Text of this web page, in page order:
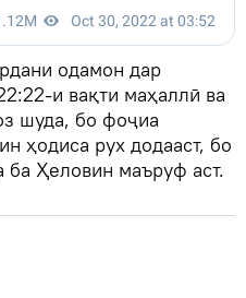
одамон дар
и вақти маҳаллӣ ва
шуда, бо фоҷиа
ҳодиса рух додааст, бо
Ҳеловин маъруф аст.